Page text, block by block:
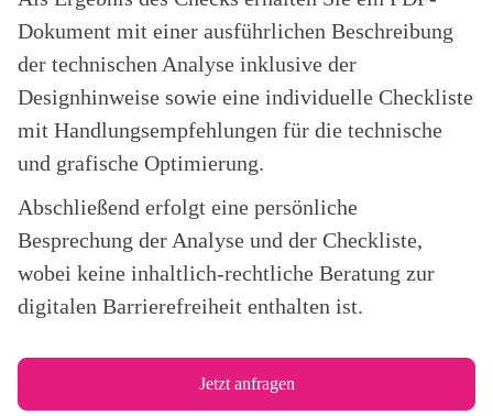
Dokument mit einer ausführlichen Beschreibung
der technischen Analyse inklusive der
Designhinweise sowie eine individuelle Checkliste
mit Handlungsempfehlungen für die technische
und grafische Optimierung.
Abschließend erfolgt eine persönliche
Besprechung der Analyse und der Checkliste,
wobei keine inhaltlich-rechtliche Beratung zur
digitalen Barrierefreiheit enthalten ist.
Jetzt anfragen